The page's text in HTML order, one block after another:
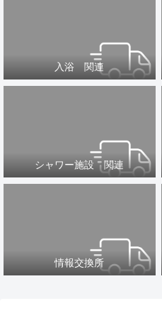
入浴 関連
シャワー施設 関連
情報交換所